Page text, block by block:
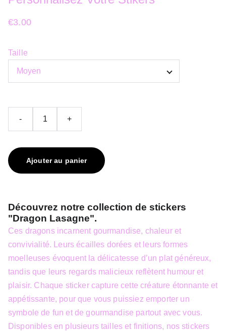
€3.00
Taille
- +
Ajouter au panier
Découvrez notre collection de stickers
"Dragon Lasagne".
Ces dragons incarnent gourmandise, chaleur et
convivialité. Leurs écailles dorées et leurs formes
moelleuses évoquent la délicatesse d’un plat généreux,
tandis que leurs regards malicieux reflètent humour et
plaisir. Chaque sticker capture cette créature étonnante et
appétissante, pour que vous puissiez emporter un
symbole de fun et de gourmandise partout avec vous.
Disponibles en plusieurs tailles et finitions, nos stickers